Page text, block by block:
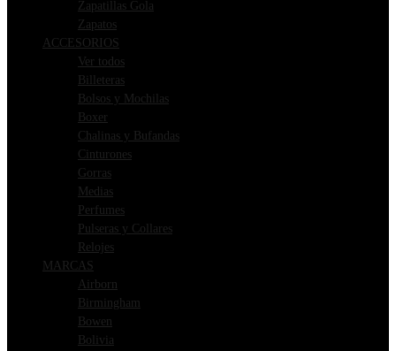
Zapatillas Gola
Zapatos
ACCESORIOS
Ver todos
Billeteras
Bolsos y Mochilas
Boxer
Chalinas y Bufandas
Cinturones
Gorras
Medias
Perfumes
Pulseras y Collares
Relojes
MARCAS
Airborn
Birmingham
Bowen
Bolivia